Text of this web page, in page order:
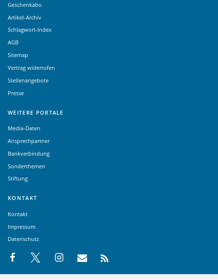
Geschenkabo
Artikel-Archiv
Schlagwort-Index
AGB
Sitemap
Vertrag widerrufen
Stellenangebote
Presse
WEITERE PORTALE
Media-Daten
Ansprechpartner
Bankverbindung
Sonderthemen
Stiftung
KONTAKT
Kontakt
Impressum
Datenschutz